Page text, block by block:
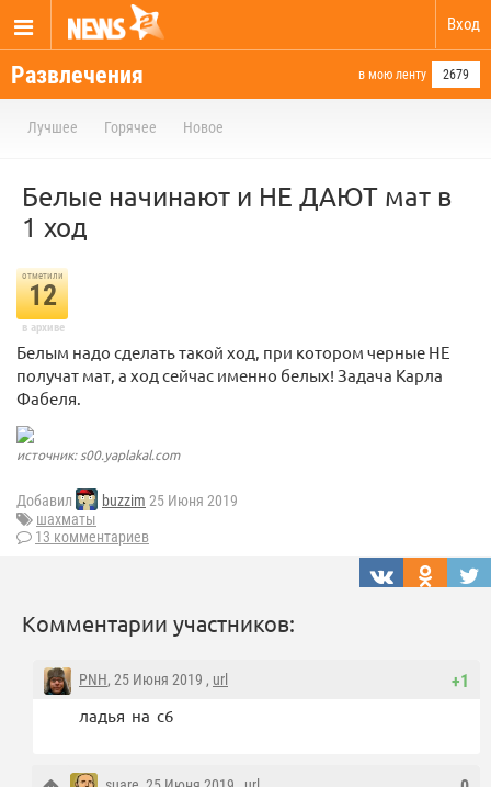
Вход
Развлечения в мою ленту 2679
Лучшее Горячее Новое
Белые начинают и НЕ ДАЮТ мат в
1 ход
отметили
12
в архиве
Белым надо сделать такой ход, при котором черные НЕ
получат мат, а ход сейчас именно белых! Задача Карла
Фабеля.
источник: s00.yaplakal.com
Добавил buzzim 25 Июня 2019
шахматы
13 комментариев
Комментарии участников:
+1
PNH, 25 Июня 2019 , url
ладья на с6